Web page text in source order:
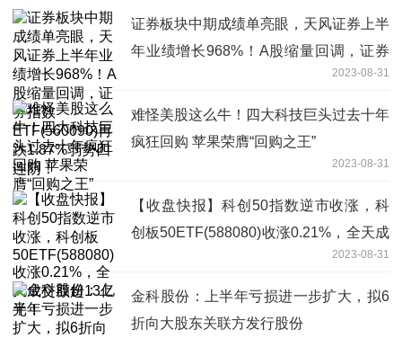
证券板块中期成绩单亮眼，天风证券上半
年业绩增长968%！A股缩量回调，证券
指数ETF(560090)再跌1.87%弱势四连
阴！
2023-08-31
难怪美股这么牛！四大科技巨头过去十年
疯狂回购 苹果荣膺“回购之王”
2023-08-31
【收盘快报】科创50指数逆市收涨，科
创板50ETF(588080)收涨0.21%，全天成
2023-08-31
金科股份：上半年亏损进一步扩大，拟6
折向大股东关联方发行股份